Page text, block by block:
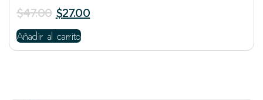
$47.00 $27.00
Añadir al carrito